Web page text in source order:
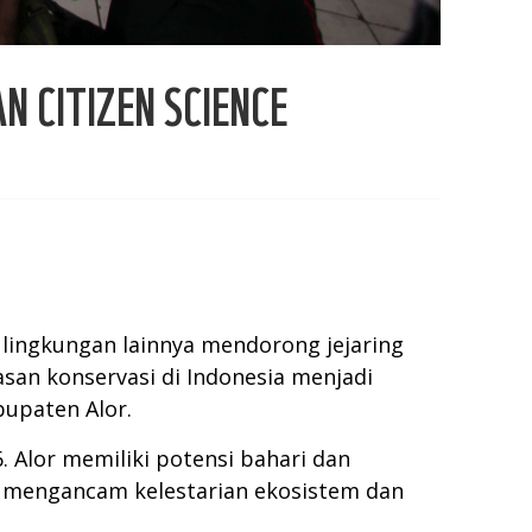
CITIZEN SCIENCE
lainnya mendorong jejaring
konservasi di Indonesia menjadi
Alor.
Alor memiliki potensi bahari dan
kelestarian ekosistem dan